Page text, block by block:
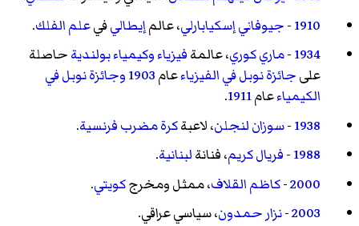
1910
-جيوفاني إسكيابارلي، عالمإيطاليفيعلم الفلك.
1934
-ماري كوري، عالمةفيزياءوكيمياءبولنديةحاصلة
علىجائزة نوبل في الفيزياءعام1903وجائزة نوبل في
الكيمياءعام1911
.
1938
-سوزان لنجلن، لاعبةكرة مضربفرنسية.
1988
-فريال كريم، فنانةلبنانية.
2000
-كاظم القلاف، ممثل ومخرجكويتي.
2003
-نزار حمدون، سياسي عراقي.